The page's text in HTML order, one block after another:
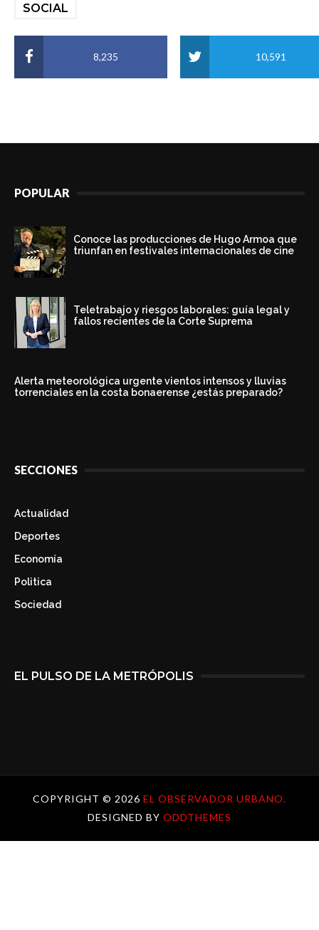
SOCIAL
8,235 10,591
POPULAR
Conoce las producciones de Hugo Armoa que
triunfan en festivales internacionales de cine
Teletrabajo y riesgos laborales: guía legal y
fallos recientes de la Corte Suprema
Alerta meteorológica urgente vientos intensos y lluvias
torrenciales en la costa bonaerense ¿estás preparado?
SECCIONES
Actualidad
Deportes
Economía
Politica
Sociedad
EL PULSO DE LA METRÓPOLIS
COPYRIGHT © 2026 EL OBSERVADOR URBANO.
DESIGNED BY ODDTHEMES